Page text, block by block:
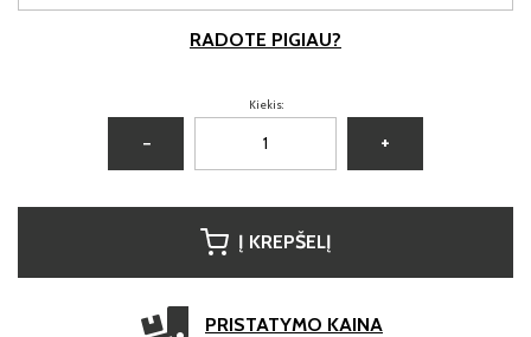
RADOTE PIGIAU?
Kiekis:
− +
Į KREPŠELĮ
PRISTATYMO KAINA